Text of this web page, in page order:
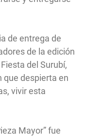
de entrega de
de la edición
del Surubí,
que despierta en
vivir esta
Mayor” fue